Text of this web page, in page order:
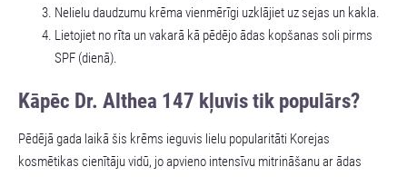
Nelielu daudzumu krēma vienmērīgi uzklājiet uz sejas un kakla.
Lietojiet no rīta un vakarā kā pēdējo ādas kopšanas soli pirms
SPF (dienā).
Kāpēc Dr. Althea 147 kļuvis tik populārs?
Pēdējā gada laikā šis krēms ieguvis lielu popularitāti Korejas
kosmētikas cienītāju vidū, jo apvieno intensīvu mitrināšanu ar ādas